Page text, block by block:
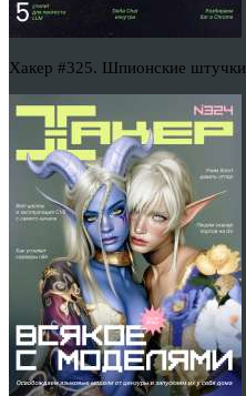
Хакер #325. Шпионские штучки